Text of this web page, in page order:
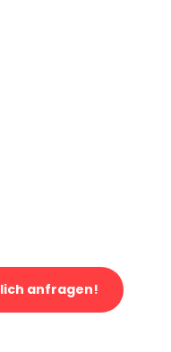
anfragen!